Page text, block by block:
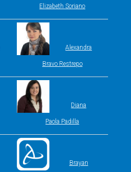
Elizabeth Soriano
Alexandra
Bravo Restrepo
Diana
Paola Padilla
Brayan